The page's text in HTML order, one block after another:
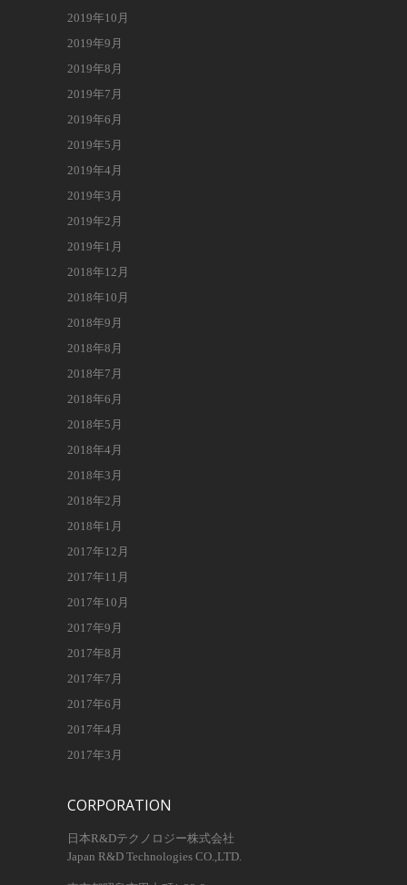
2019年10月
2019年9月
2019年8月
2019年7月
2019年6月
2019年5月
2019年4月
2019年3月
2019年2月
2019年1月
2018年12月
2018年10月
2018年9月
2018年8月
2018年7月
2018年6月
2018年5月
2018年4月
2018年3月
2018年2月
2018年1月
2017年12月
2017年11月
2017年10月
2017年9月
2017年8月
2017年7月
2017年6月
2017年4月
2017年3月
CORPORATION
日本R&Dテクノロジー株式会社
Japan R&D Technologies CO.,LTD.